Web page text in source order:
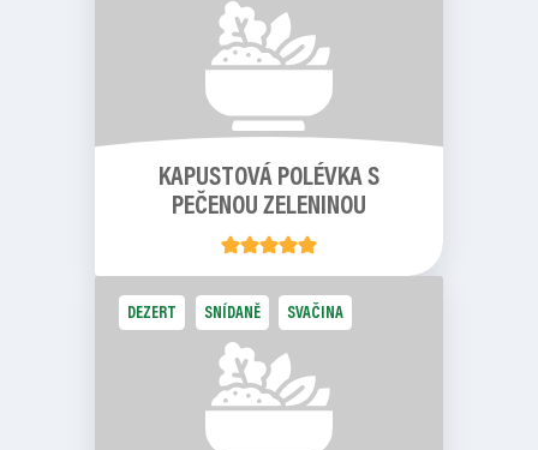
KAPUSTOVÁ POLÉVKA S
PEČENOU ZELENINOU
DEZERT SNÍDANĚ SVAČINA